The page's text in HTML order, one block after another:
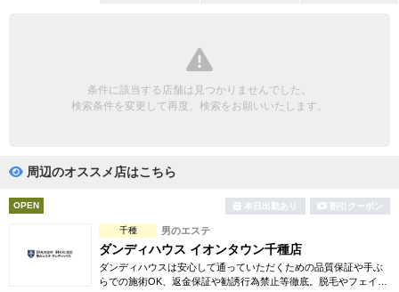
団体様歓迎
ペアルームあり
フットバスあり 岩盤浴あり
専用駐車場あり
日本人スタッフのみ 女性スタッフのみ
条件に該当する店舗は見つかりませんでした。
検索条件を変更して再度、検索をお願いいたします。
周辺のオススメ店はこちら
OPEN 本日出勤あり 割引クーポン
千種 男のエステ
ダンディハウス イオンタウン千種店
ダンディハウスは安心して通っていただくための品質保証や手ぶ
らでの施術OK、返金保証や勧誘行為禁止等徹底。脱毛やフェイシ